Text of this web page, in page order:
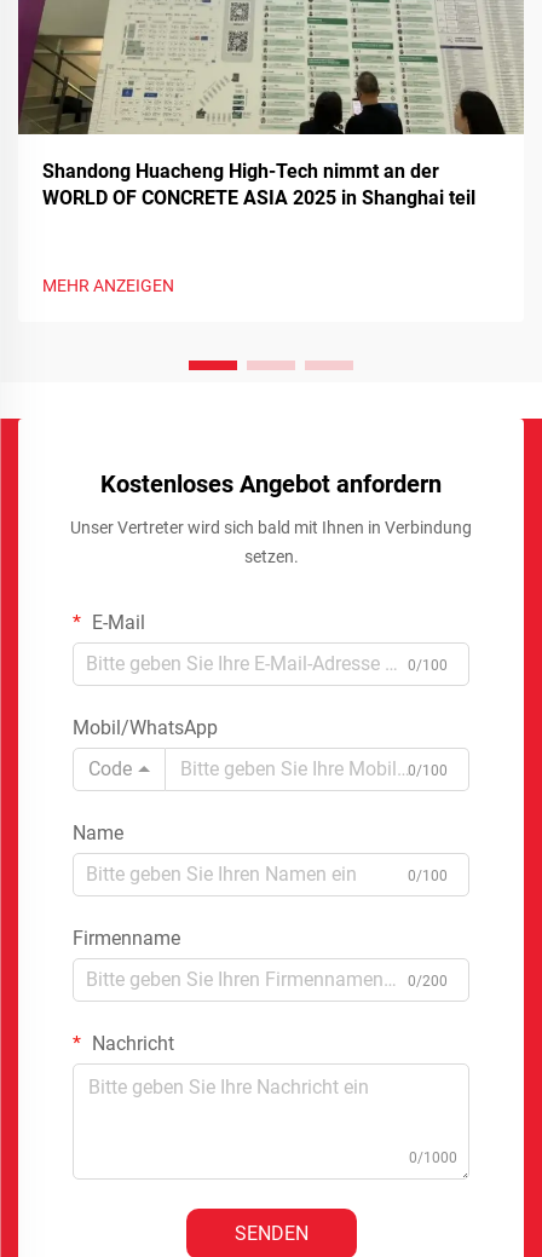
Shandong Huacheng High-Tech nimmt an der
WORLD OF CONCRETE ASIA 2025 in Shanghai teil
MEHR ANZEIGEN
Kostenloses Angebot anfordern
Unser Vertreter wird sich bald mit Ihnen in Verbindung
setzen.
E-Mail
0/100
Mobil/WhatsApp
Code
0/100
Name
0/100
Firmenname
0/200
Nachricht
0/1000
SENDEN